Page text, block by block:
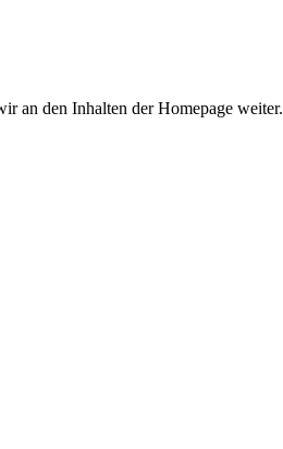
an den Inhalten der Homepage weiter.